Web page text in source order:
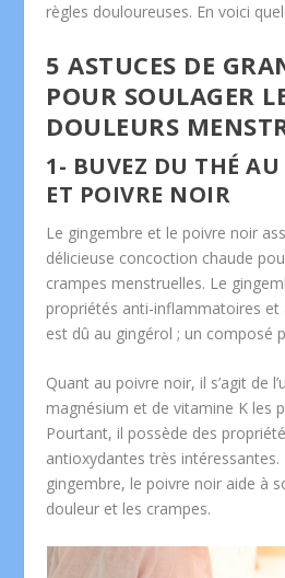
règles douloureuses. En voici
5 ASTUCES DE
POUR SOULAGER
DOULEURS
1- BUVEZ DU THÉ
ET POIVRE NOIR
Le gingembre et le poivre noir
délicieuse concoction chaude
crampes menstruelles. Le
propriétés anti-inflammatoires et
est dû au gingérol ; un composé
Quant au poivre noir, il s’agit de
magnésium et de vitamine K les
Pourtant, il possède des
antioxydantes très intéressantes.
gingembre, le poivre noir aide à
douleur et les crampes.